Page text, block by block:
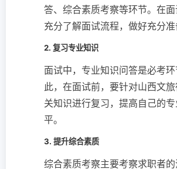
答、综合素质考察等环节。在
充分了解面试流程，做好充分准
2. 复习专业知识
面试中，专业知识问答是必考环
此，在面试前，要针对山西文
关知识进行复习，提高自己的
平。
3. 提升综合素质
综合素质考察主要考察求职者